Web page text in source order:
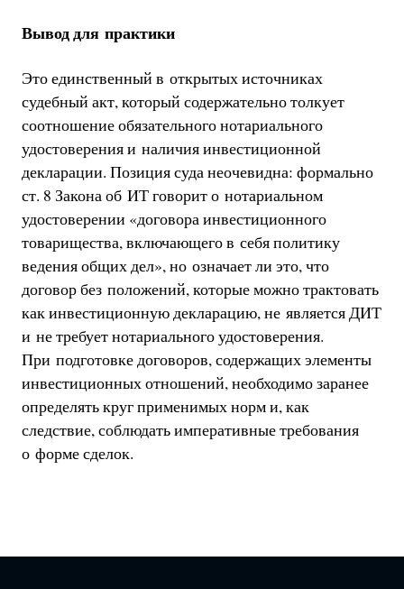
Вывод для практики
Это единственный в открытых источниках
судебный акт, который содержательно толкует
соотношение обязательного нотариального
удостоверения и наличия инвестиционной
декларации. Позиция суда неочевидна: формально
ст. 8 Закона об ИТ говорит о нотариальном
удостоверении «договора инвестиционного
товарищества, включающего в себя политику
ведения общих дел», но означает ли это, что
договор без положений, которые можно трактовать
как инвестиционную декларацию, не является ДИТ
и не требует нотариального удостоверения.
При подготовке договоров, содержащих элементы
инвестиционных отношений, необходимо заранее
определять круг применимых норм и, как
следствие, соблюдать императивные требования
о форме сделок.